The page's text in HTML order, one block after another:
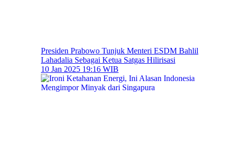
Presiden Prabowo Tunjuk Menteri ESDM Bahlil
Lahadalia Sebagai Ketua Satgas Hilirisasi
10 Jan 2025 19:16 WIB